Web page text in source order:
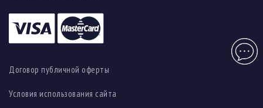
Договор публичной оферты
Условия использования сайта
Чат